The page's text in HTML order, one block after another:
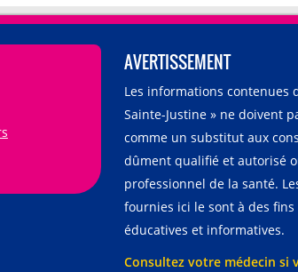
AVERTISSEMENT
Les informations contenues
Sainte-Justine » ne doivent
comme un substitut aux
dûment qualifié et autorisé
professionnel de la santé.
fournies ici le sont à des
éducatives et informatives.
Consultez votre médecin si